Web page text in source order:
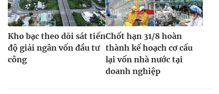
Kho bạc theo dõi sát tiến
độ giải ngân vốn đầu tư
công
Chốt hạn 31/8 hoàn
thành kế hoạch cơ cấu
lại vốn nhà nước tại
doanh nghiệp